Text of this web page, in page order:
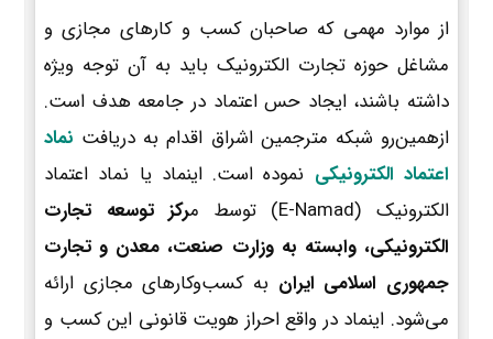
از موارد مهمی که صاحبان کسب و کارهای مجازی و
مشاغل حوزه تجارت الکترونیک باید به آن توجه ویژه
داشته باشند، ایجاد حس اعتماد در جامعه هدف است.
ازهمین‌رو شبکه مترجمین اشراق اقدام به دریافت نماد
اعتماد الکترونیکی نموده است. اینماد یا نماد اعتماد
الکترونیک (E-Namad) توسط م
رکز توسعه تجارت
الکترونیکی، وابسته به وزارت صنعت، معدن و تجارت
جمهوری اسلامی ایران به کسب‌وکارهای مجازی ارائه
می‌شود. اینماد در واقع احراز هویت قانونی این کسب و